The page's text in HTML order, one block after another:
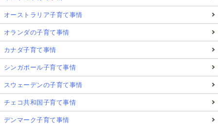
オーストラリア子育て事情
オランダの子育て事情
カナダ子育て事情
シンガポール子育て事情
スウェーデンの子育て事情
チェコ共和国子育て事情
デンマーク子育て事情